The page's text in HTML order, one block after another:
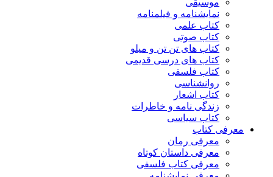
موسیقی
نمایشنامه و فیلمنامه
کتاب علمی
کتاب صوتی
کتاب های تن تن و میلو
کتاب های درسی قدیمی
کتاب فلسفی
روانشناسی
کتاب اشعار
زندگی نامه و خاطرات
کتاب سیاسی
معرفی کتاب
معرفی رمان
معرفی داستان کوتاه
معرفی کتاب فلسفی